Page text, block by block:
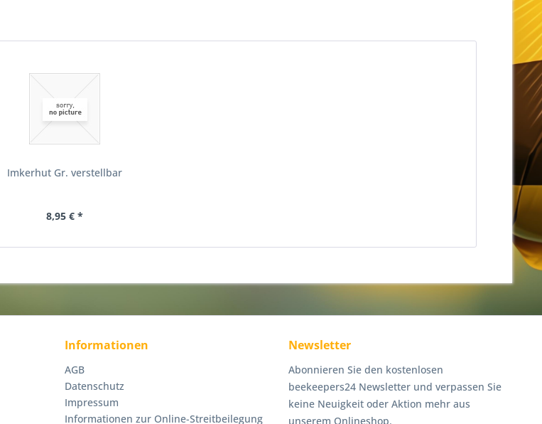
Imkerhut Gr. verstellbar
8,95 € *
Informationen
AGB
Datenschutz
Impressum
Informationen zur Online-Streitbeilegung
Newsletter
Abonnieren Sie den kostenlosen
beekeepers24 Newsletter und verpassen Sie
keine Neuigkeit oder Aktion mehr aus
unserem Onlineshop.